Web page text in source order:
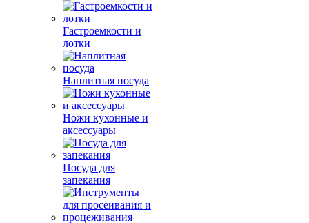
Гастроемкости и
лотки
Наплитная посуда
Ножи кухонные и
аксессуары
Посуда для
запекания